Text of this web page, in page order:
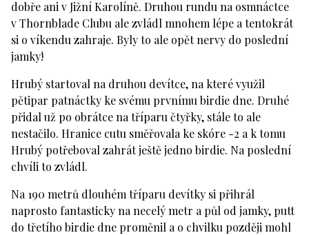
dobře ani v Jižní Karolíně. Druhou rundu na osmnáctce
v Thornblade Clubu ale zvládl mnohem lépe a tentokrát
si o víkendu zahraje. Byly to ale opět nervy do poslední
jamky!
Hrubý startoval na druhou devítce, na které využil
pětipar patnáctky ke svému prvnímu birdie dne. Druhé
přidal už po obrátce na tříparu čtyřky, stále to ale
nestačilo. Hranice cutu směřovala ke skóre -2 a k tomu
Hrubý potřeboval zahrát ještě jedno birdie. Na poslední
chvíli to zvládl.
Na 190 metrů dlouhém tříparu devítky si přihrál
naprosto fantasticky na necelý metr a půl od jamky, putt
do třetího birdie dne proměnil a o chvilku později mohl